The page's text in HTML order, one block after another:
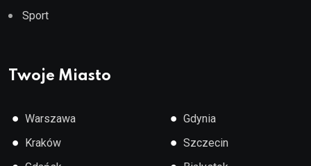
Sport
Twoje Miasto
● Warszawa
● Kraków
● Gdynia
● Szczecin